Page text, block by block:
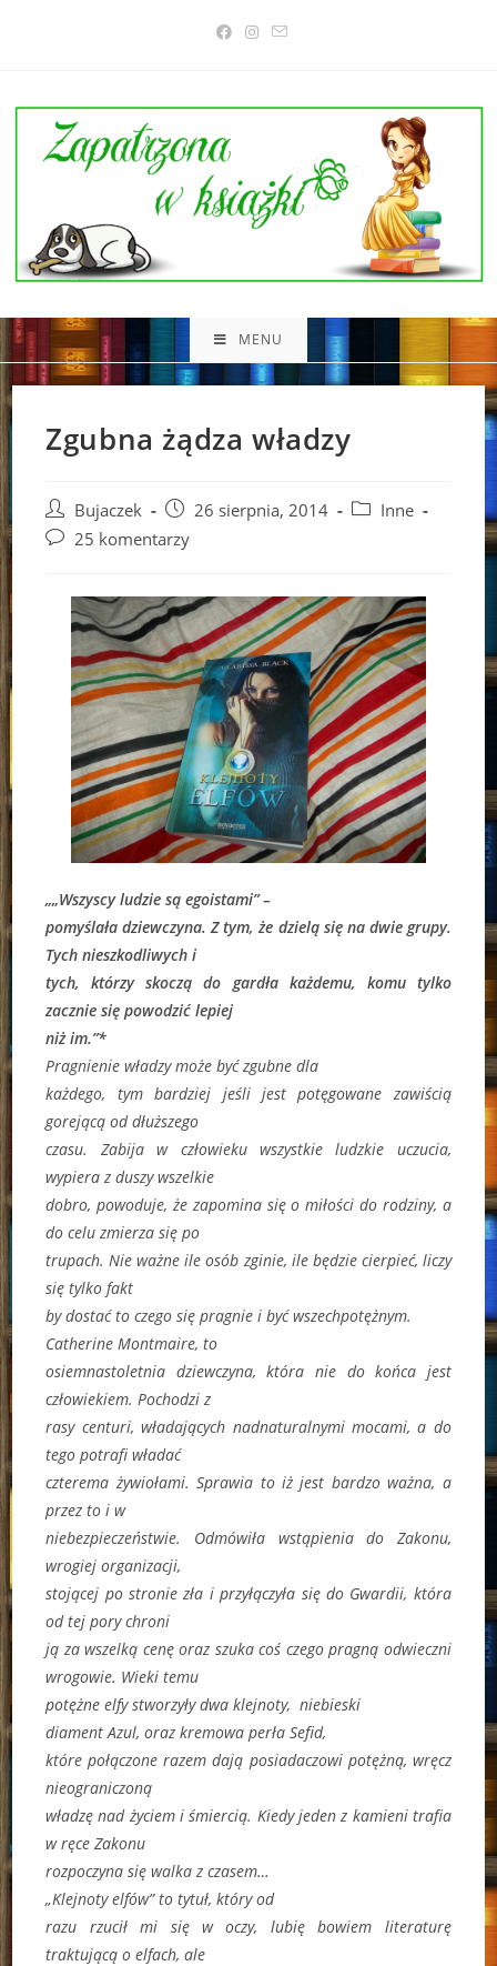
MENU
Zgubna żądza władzy
Post
author:
Bujaczek
Post
published:
26 sierpnia, 2014
PostInne
Post25 komentarzy
„„Wszyscy ludzie są egoistami” –
pomyślała dziewczyna. Z tym, że dzielą się na dwie grupy.
Tych nieszkodliwych i
tych, którzy skoczą do gardła każdemu, komu tylko
zacznie się powodzić lepiej
niż im.”*
Pragnienie władzy może być zgubne dla
każdego, tym bardziej jeśli jest potęgowane zawiścią
gorejącą od dłuższego
czasu. Zabija w człowieku wszystkie ludzkie uczucia,
wypiera z duszy wszelkie
dobro, powoduje, że zapomina się o miłości do rodziny, a
do celu zmierza się po
trupach. Nie ważne ile osób zginie, ile będzie cierpieć, liczy
się tylko fakt
by dostać to czego się pragnie i być wszechpotężnym.
Catherine Montmaire, to
osiemnastoletnia dziewczyna, która nie do końca jest
człowiekiem. Pochodzi z
rasy centuri, władających nadnaturalnymi mocami, a do
tego potrafi władać
czterema żywiołami. Sprawia to iż jest bardzo ważna, a
przez to i w
niebezpieczeństwie. Odmówiła wstąpienia do Zakonu,
wrogiej organizacji,
stojącej po stronie zła i przyłączyła się do Gwardii, która
od tej pory chroni
ją za wszelką cenę oraz szuka coś czego pragną odwieczni
wrogowie. Wieki temu
potężne elfy stworzyły dwa klejnoty, niebieski
diament Azul, oraz kremowa perła Sefid,
które połączone razem dają posiadaczowi potężną, wręcz
nieograniczoną
władzę nad życiem i śmiercią. Kiedy jeden z kamieni trafia
w ręce Zakonu
rozpoczyna się walka z czasem…
„Klejnoty elfów” to tytuł, który od
razu rzucił mi się w oczy, lubię bowiem literaturę
traktującą o elfach, ale